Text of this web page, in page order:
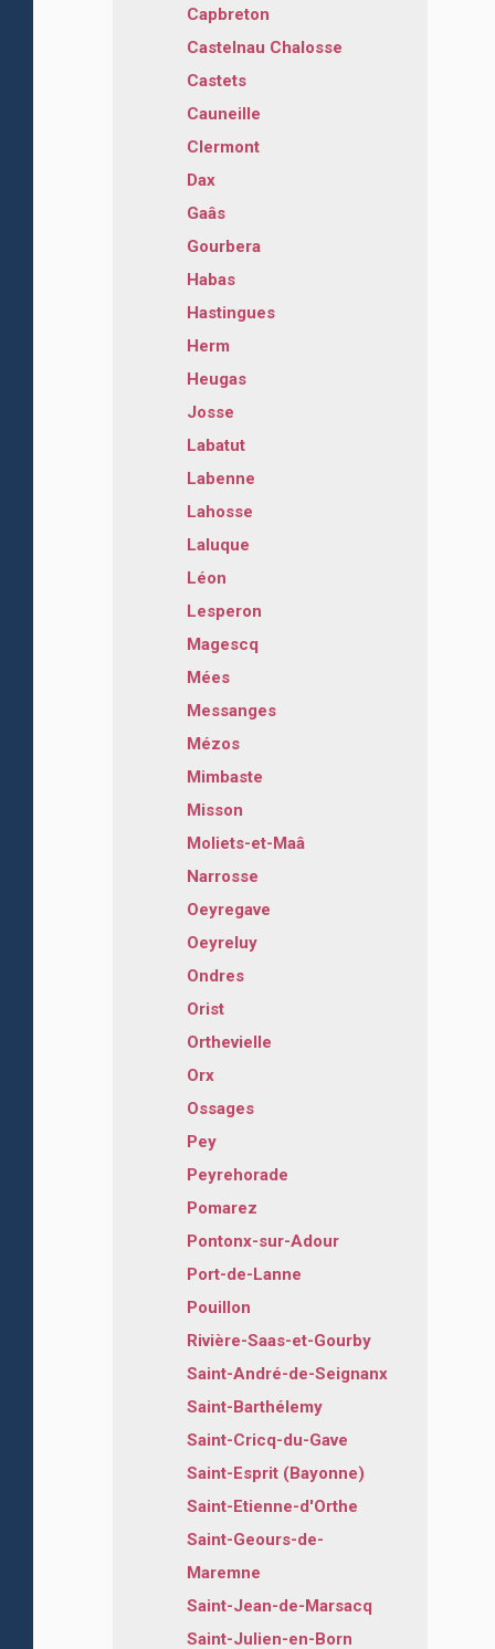
Capbreton
Castelnau Chalosse
Castets
Cauneille
Clermont
Dax
Gaâs
Gourbera
Habas
Hastingues
Herm
Heugas
Josse
Labatut
Labenne
Lahosse
Laluque
Léon
Lesperon
Magescq
Mées
Messanges
Mézos
Mimbaste
Misson
Moliets-et-Maâ
Narrosse
Oeyregave
Oeyreluy
Ondres
Orist
Orthevielle
Orx
Ossages
Pey
Peyrehorade
Pomarez
Pontonx-sur-Adour
Port-de-Lanne
Pouillon
Rivière-Saas-et-Gourby
Saint-André-de-Seignanx
Saint-Barthélemy
Saint-Cricq-du-Gave
Saint-Esprit (Bayonne)
Saint-Etienne-d'Orthe
Saint-Geours-de-
Maremne
Saint-Jean-de-Marsacq
Saint-Julien-en-Born